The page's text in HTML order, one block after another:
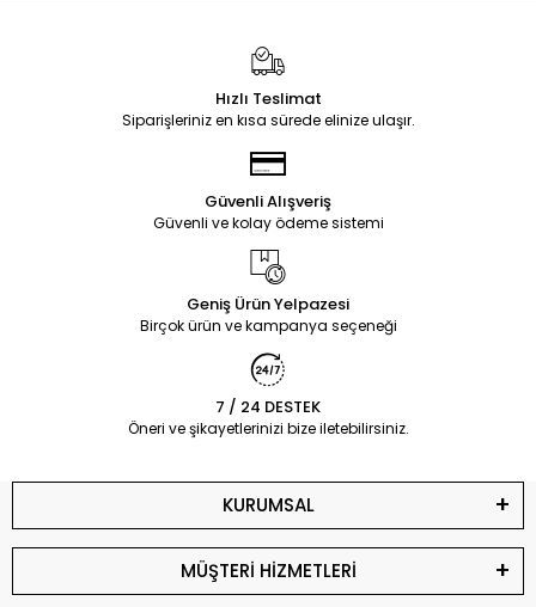
Hızlı Teslimat
Siparişleriniz en kısa sürede elinize ulaşır.
Güvenli Alışveriş
Güvenli ve kolay ödeme sistemi
Geniş Ürün Yelpazesi
Birçok ürün ve kampanya seçeneği
7 / 24 DESTEK
Öneri ve şikayetlerinizi bize iletebilirsiniz.
KURUMSAL
MÜŞTERİ HİZMETLERİ